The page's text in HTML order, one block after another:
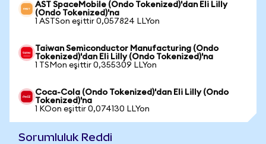
AST SpaceMobile (Ondo Tokenized)'dan Eli Lilly
(Ondo Tokenized)'na
1 ASTSon eşittir 0,057824 LLYon
Taiwan Semiconductor Manufacturing (Ondo
Tokenized)'dan Eli Lilly (Ondo Tokenized)'na
1 TSMon eşittir 0,355309 LLYon
Coca-Cola (Ondo Tokenized)'dan Eli Lilly (Ondo
Tokenized)'na
1 KOon eşittir 0,074130 LLYon
Sorumluluk Reddi